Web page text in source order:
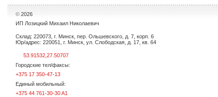
© 2026
ИП Лозицкий Михаил Николаевич
Склад: 220073, г. Минск, пер. Ольшевского, д. 7, корп. 6
Юр/адрес: 220051, г. Минск, ул. Слободская, д. 17, кв. 64
53.91532,27.50707
Городские тел/факсы:
+375 17 350-47-13
Единый мобильный:
+375 44 761-30-30 A1